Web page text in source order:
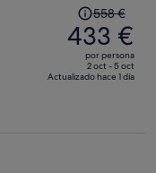
precio
era
558 €,
558 €
433 €
por persona
2 oct - 5 oct
Actualizado hace 1 día